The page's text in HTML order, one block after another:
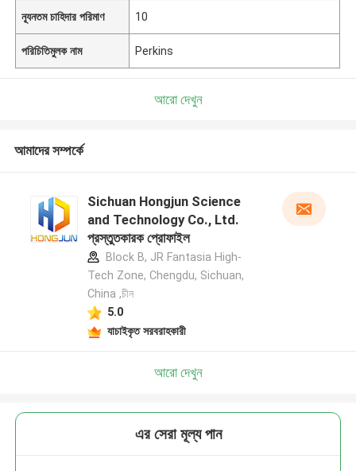
ন্যূনতম চাহিদার পরিমাণ 10
পরিচিতিমুলক নাম Perkins
আরো দেখুন
আমাদের সম্পর্কে
Sichuan Hongjun Science
and Technology Co., Ltd.
প্রস্তুতকারক প্রোফাইল
Block B, JR Fantasia High-
Tech Zone, Chengdu, Sichuan,
China ,চীন
5.0
যাচাইকৃত সরবরাহকারী
আরো দেখুন
এর সেরা মূল্য পান